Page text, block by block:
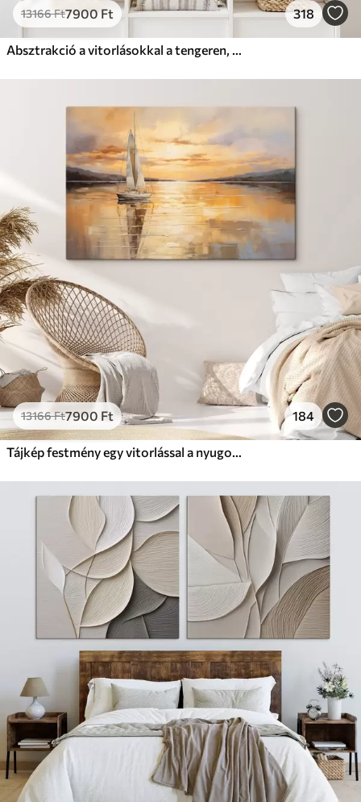
13166Ft7900 Ft 318
Absztrakció a vitorlásokkal a tengeren, akril stílusban, naplemente
13166Ft7900 Ft 184
Tájkép festmény egy vitorlással a nyugodt tengeren, narancssárga és sárga égbolt, távoli hegyek